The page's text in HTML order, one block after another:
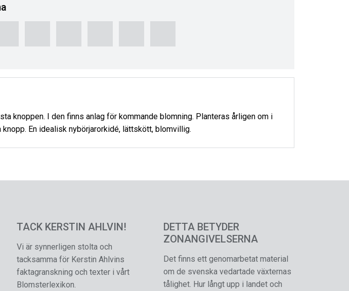
knoppen. I den finns anlag för kommande blomning. Planteras årligen om i
En idealisk nybörjarorkidé, lättskött, blomvillig.
TACK KERSTIN AHLVIN!
Vi är synnerligen stolta och
tacksamma för Kerstin Ahlvins
faktagranskning och texter i vårt
Blomsterlexikon.
DETTA BETYDER
ZONANGIVELSERNA
Det finns ett genomarbetat material
om de svenska vedartade växternas
tålighet. Hur långt upp i landet och